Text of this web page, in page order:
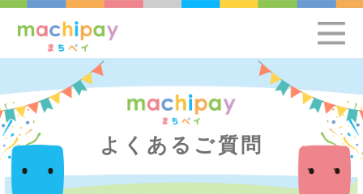
よくあるご質問